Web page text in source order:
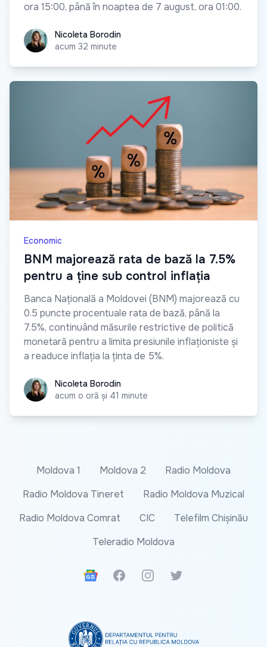
ora 15:00, până în noaptea de 7 august, ora 01:00.
Nicoleta Borodin
Nicoleta Borodin
acum 32 minute
Economic
BNM majorează rata de bază la 7.5%
pentru a ține sub control inflația
Banca Națională a Moldovei (BNM) majorează cu
0.5 puncte procentuale rata de bază, până la
7.5%, continuând măsurile restrictive de politică
monetară pentru a limita presiunile inflaționiste și
a readuce inflația la ținta de 5%.
Nicoleta Borodin
Nicoleta Borodin
acum o oră și 41 minute
Moldova 1 Moldova 2
Radio Moldova
Radio Moldova Tineret
Radio Moldova Muzical
Radio Moldova Comrat
CIC
Telefilm Chișinău
Teleradio Moldova
Google News
FacebookInstagramTwitter